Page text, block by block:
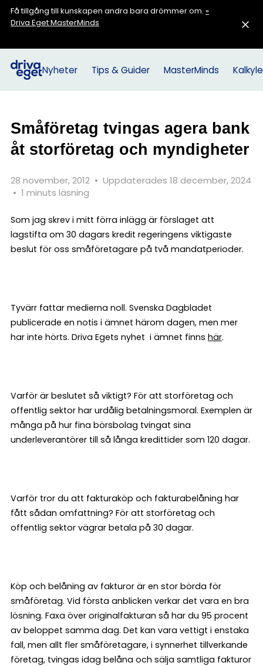
Få tillgång till kunskapen andra bara drömmer om. »
Driva Eget MasterMinds
Nyheter Tips & Guider MasterMinds
Småföretag tvingas agera bank
åt storföretag och myndigheter
28 november, 2012 • Uppdaterades 18 december, 2024
• 1 minuts läsning
Som jag skrev i mitt förra inlägg är förslaget att
lagstifta om 30 dagars kredit regeringens viktigaste
beslut för oss småföretagare på två mandatperioder.
Tyvärr fattar medierna noll. Svenska Dagbladet
publicerade en notis i ämnet härom dagen, men mer
har inte hörts. Driva Egets nyhet i ämnet finns här.
Varför är beslutet så viktigt? För att storföretag och
offentlig sektor har urdålig betalningsmoral. Exemplen är
många på hur fina börsbolag tvingat sina
underleverantörer till så långa kredittider som 120 dagar.
Varför tror du att fakturaköp och fakturabelåning har
fått sådan omfattning? För att storföretag och
offentlig sektor vägrar betala på 30 dagar.
Köp och belåning av fakturor är en stor börda för
småföretag. Vid första anblicken verkar det vara en bra
lösning. Faxa över originalfakturan så har du 95 procent
av beloppet samma dag. Det kan vara vettigt i enstaka
fall, men allt fler småföretagare, i synnerhet tillverkande
företag, tvingas idag belåna och sälja samtliga fakturor